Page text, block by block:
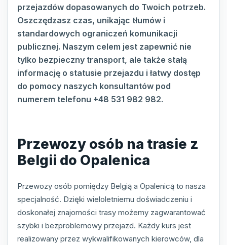
przejazdów dopasowanych do Twoich potrzeb.
Oszczędzasz czas, unikając tłumów i
standardowych ograniczeń komunikacji
publicznej. Naszym celem jest zapewnić nie
tylko bezpieczny transport, ale także stałą
informację o statusie przejazdu i łatwy dostęp
do pomocy naszych konsultantów pod
numerem telefonu +48 531 982 982.
Przewozy osób na trasie z
Belgii do Opalenica
Przewozy osób pomiędzy Belgią a Opalenicą to nasza
specjalność. Dzięki wieloletniemu doświadczeniu i
doskonałej znajomości trasy możemy zagwarantować
szybki i bezproblemowy przejazd. Każdy kurs jest
realizowany przez wykwalifikowanych kierowców, dla